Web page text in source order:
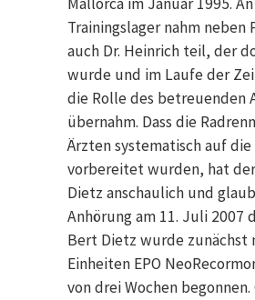
Trainingslager nahm neben
auch Dr. Heinrich teil, der
wurde und im Laufe der
die Rolle des betreuenden
übernahm. Dass die
Ärzten systematisch auf die
vorbereitet wurden, hat
Dietz anschaulich und
Anhörung am 11. Juli
Bert Dietz wurde zunächst
Einheiten EPO
von drei Wochen